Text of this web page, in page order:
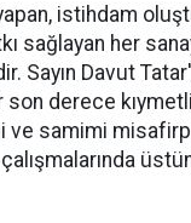
istihdam
sağlayan her
Sayın Davut
son derece
ve samimi